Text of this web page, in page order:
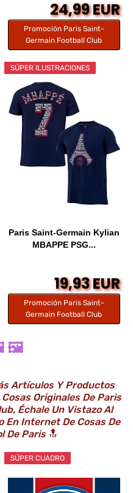
24,99 EUR
Promoción Paris Saint-
Germain Football Club
SÚPER ILUSTRACIONES
Paris Saint-Germain Kylian
MBAPPE PSG...
19,93 EUR
Promoción Paris Saint-
Germain Football Club
🖼️
Artículos Y Productos
Originales De Paris
Échale Un Vistazo Al
En Internet De Cosas De
De Paris🔝
SÚPER CUADRO